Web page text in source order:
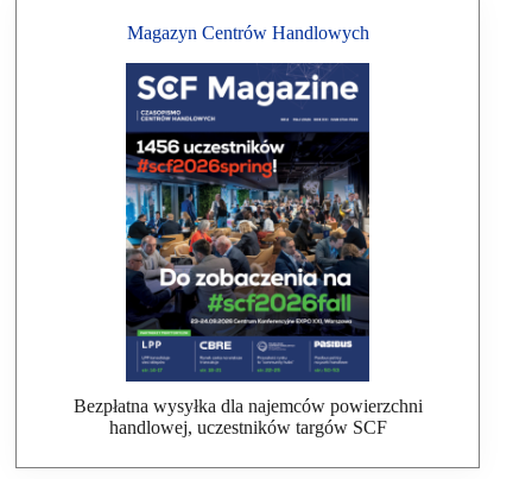
Magazyn Centrów Handlowych
Bezpłatna wysyłka dla najemców powierzchni
handlowej, uczestników targów SCF